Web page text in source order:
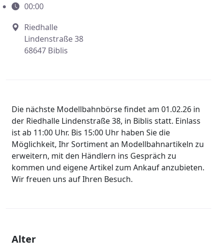
00:00
Riedhalle
Lindenstraße 38
68647 Biblis
Die nächste Modellbahnbörse findet am 01.02.26 in
der Riedhalle Lindenstraße 38, in Biblis statt. Einlass
ist ab 11:00 Uhr. Bis 15:00 Uhr haben Sie die
Möglichkeit, Ihr Sortiment an Modellbahnartikeln zu
erweitern, mit den Händlern ins Gespräch zu
kommen und eigene Artikel zum Ankauf anzubieten.
Wir freuen uns auf Ihren Besuch.
Alter